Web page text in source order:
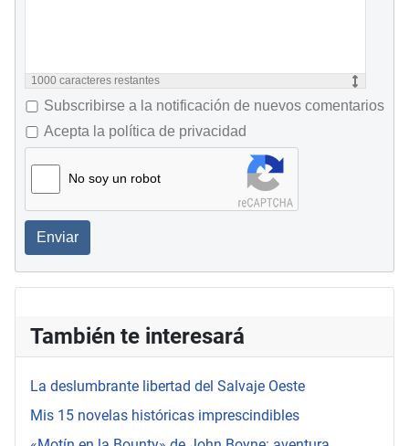
1000 caracteres restantes
Subscribirse a la notificación de nuevos comentarios
Acepta la política de privacidad
No soy un robot
Enviar
También te interesará
La deslumbrante libertad del Salvaje Oeste
Mis 15 novelas históricas imprescindibles